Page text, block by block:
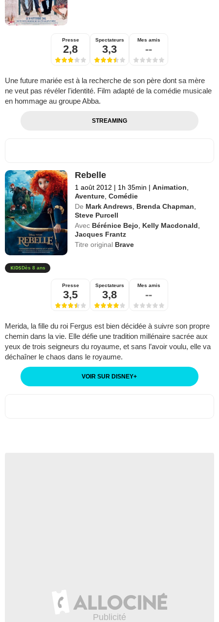
Presse
2,8
Spectateurs
3,3
Mes amis
--
Une future mariée est à la recherche de son père dont sa mère
ne veut pas révéler l'identité. Film adapté de la comédie musicale
en hommage au groupe Abba.
STREAMING
Rebelle
1 août 2012 | 1h 35min | Animation
Aventure ,Comédie
De Mark Andrews Brenda Chapman
Steve Purcell
Avec Bérénice Bejo Kelly Macdonald
Jacques Frantz
Titre original Brave
Dès 8 ans
Presse
3,5
Spectateurs
3,8
Mes amis
--
Merida, la fille du roi Fergus est bien décidée à suivre son propre
chemin dans la vie. Elle défie une tradition millénaire sacrée aux
yeux de trois seigneurs du royaume, et sans l’avoir voulu, elle va
déchaîner le chaos dans le royaume.
VOIR SUR DISNEY+